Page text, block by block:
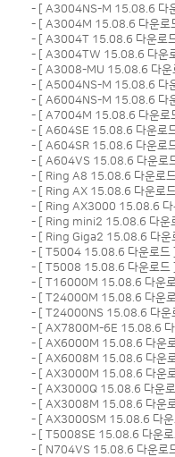
- [ A3004NS-M 15.08.6 다
- [ A3004M 15.08.6 다운로
- [ A3004T 15.08.6 다운로
- [ A3004TW 15.08.6 다운
- [ A3008-MU 15.08.6 다운
- [ A5004NS-M 15.08.6 다
- [ A6004NS-M 15.08.6 다
- [ A7004M 15.08.6 다운로
- [ A604SE 15.08.6 다운로
- [ A604SR 15.08.6 다운로
- [ A604VS 15.08.6 다운로
- [
Ring A8 15.08.6 다운로
- [
Ring AX 15.08.6 다운로
- [
Ring AX3000 15.08.6 다
- [
Ring mini2 15.08.6 다운
- [
Ring Giga2 15.08.6 다운
- [ T5004 15.08.6 다운로드]
- [ T5008 15.08.6 다운로드]
- [ T16000M 15.08.6 다운
- [ T24000M 15.08.6 다운
- [ T24000NS 15.08.6 다운
- [ AX7800M-6E 15.08.6 다
- [ AX6000M 15.08.6 다운
- [ AX6008M 15.08.6 다운
- [ AX3000M 15.08.6 다운
- [ AX3000Q 15.08.6 다운
- [ AX3008M 15.08.6 다운
- [ AX3000SM 15.08.6 다운
- [ T5008SE 15.08.6 다운로
- [
N704VS 15.08.6 다운로